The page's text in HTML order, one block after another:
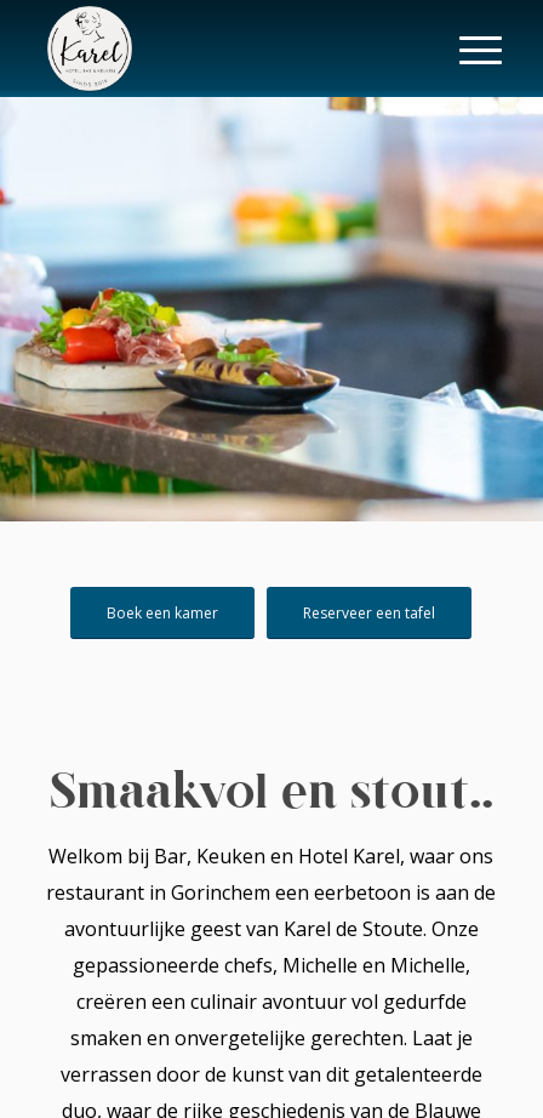
Boek een kamer Reserveer een tafel
Smaakvol en stout..
Welkom bij Bar, Keuken en Hotel Karel, waar ons
restaurant in Gorinchem een eerbetoon is aan de
avontuurlijke geest van Karel de Stoute. Onze
gepassioneerde chefs, Michelle en Michelle,
creëren een culinair avontuur vol gedurfde
smaken en onvergetelijke gerechten. Laat je
verrassen door de kunst van dit getalenteerde
duo, waar de rijke geschiedenis van de Blauwe